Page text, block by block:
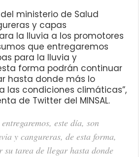
ministerio de Salud
y capas
la lluvia a los promotores
que entregaremos
para la lluvia y
forma podrán continuar
hasta donde más lo
las condiciones climáticas”,
de Twitter del MINSAL.
este día, son
y cangureras, de esta forma,
su tarea de llegar hasta donde